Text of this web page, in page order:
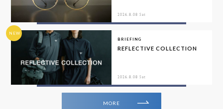
2026.8.08 Sat
NEW
BRIEFING
REFLECTIVE COLLECTION
2026.8.08 Sat
MORE